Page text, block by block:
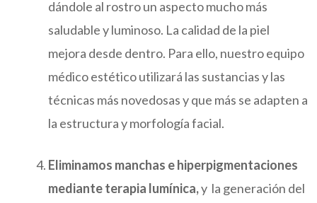
dándole al rostro un aspecto mucho más
saludable y luminoso. La calidad de la piel
mejora desde dentro. Para ello, nuestro equipo
médico estético utilizará las sustancias y las
técnicas más novedosas y que más se adapten a
la estructura y morfología facial.
Eliminamos manchas e hiperpigmentaciones
mediante terapia lumínica,y la generación del